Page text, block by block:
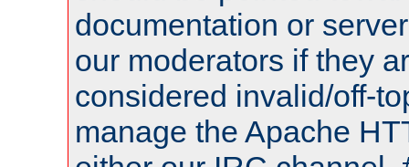
documentation or
our moderators if they
considered invalid/off-
manage the Apache